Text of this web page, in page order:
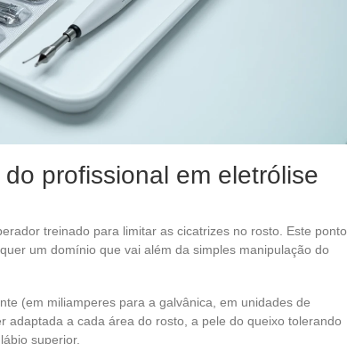
profissional em eletrólise
treinado para limitar as cicatrizes no rosto. Este ponto
um domínio que vai além da simples manipulação do
(em miliamperes para a galvânica, em unidades de
adaptada a cada área do rosto, a pele do queixo tolerando
superior.